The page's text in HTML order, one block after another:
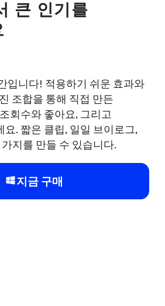
인기를
입니다! 적용하기 쉬운 효과와
조합을 통해 직접 만든
회수와 좋아요, 그리고
. 짧은 클립, 일일 브이로그,
지를 만들 수 있습니다.
지금 구매